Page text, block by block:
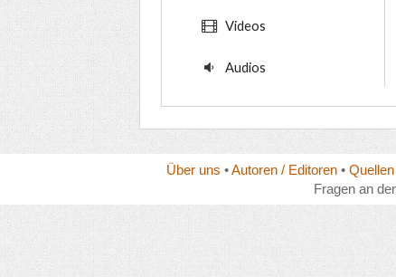
Videos
Audios
Über uns •Autoren / Editoren• Quellen
Fragen an